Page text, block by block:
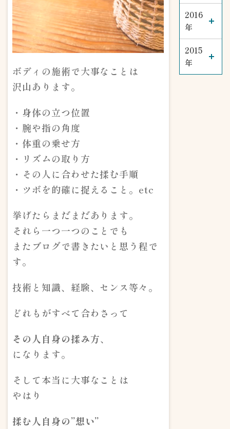
ボディの施術で大事なことは
沢山あります。
・身体の立つ位置
・腕や指の角度
・体重の乗せ方
・リズムの取り方
・その人に合わせた揉む手順
・ツボを的確に捉えること。etc
挙げたらまだまだあります。
それら一つ一つのことでも
またブログで書きたいと思う程で
す。
技術と知識、経験、センス等々。
どれもがすべて合わさって
その人自身の揉み方、
になります。
そして本当に大事なことは
やはり
揉む人自身の”想い”
2016
年
2015
年